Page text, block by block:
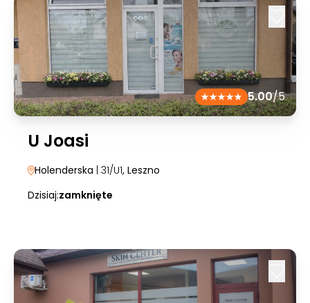
5.00/5
U Joasi
Holenderska | 31/U1, Leszno
Dzisiaj:zamknięte